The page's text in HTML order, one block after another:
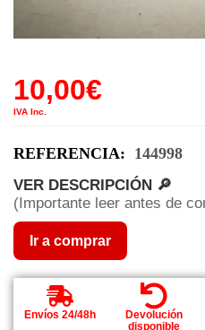
10,00€
IVA Inc.
REFERENCIA: 144998
VER DESCRIPCIÓN 🔎
(Importante leer antes de
Ir a comprar
Envíos 24/48h
Devolución
disponible